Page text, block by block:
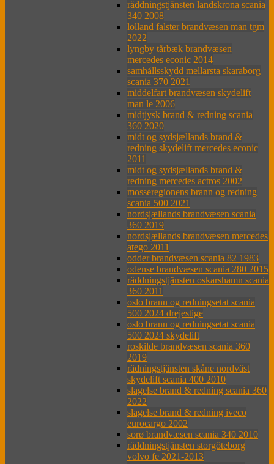
räddningstjänsten landskrona scania
340 2008
lolland falster brandvæsen man tgm
2022
lyngby tårbæk brandvæsen
mercedes econic 2014
samhållsskydd mellarsta skaraborg
scania 370 2021
middelfart brandvæsen skydelift
man le 2006
midtjysk brand & redning scania
360 2020
midt og sydsjællands brand &
redning skydelift mercedes econic
2011
midt og sydsjællands brand &
redning mercedes actros 2002
mosseregionens brann og redning
scania 500 2021
nordsjællands brandvæsen scania
360 2019
nordsjællands brandvæsen mercedes
atego 2011
odder brandvæsen scania 82 1983
odense brandvæsen scania 280 2015
räddningstjänsten oskarshamn scania
360 2011
oslo brann og redningsetat scania
500 2024 drejestige
oslo brann og redningsetat scania
500 2024 skydelift
roskilde brandvæsen scania 360
2019
rädningstjänsten skåne nordväst
skydelift scania 400 2010
slagelse brand & redning scania 360
2022
slagelse brand & redning iveco
eurocargo 2002
sorø brandvæsen scania 340 2010
räddningstjänsten storgöteborg
volvo fe 2021-2013